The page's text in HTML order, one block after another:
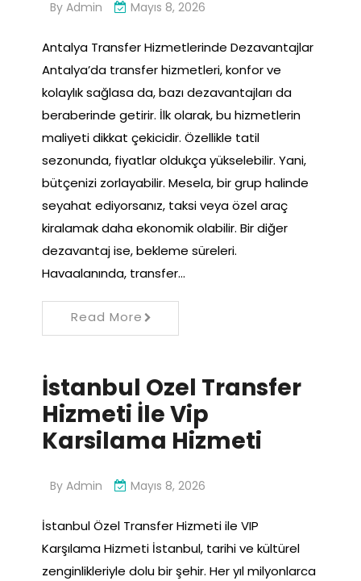
By Admin Mayıs 8, 2026
Antalya Transfer Hizmetlerinde Dezavantajlar
Antalya’da transfer hizmetleri, konfor ve
kolaylık sağlasa da, bazı dezavantajları da
beraberinde getirir. İlk olarak, bu hizmetlerin
maliyeti dikkat çekicidir. Özellikle tatil
sezonunda, fiyatlar oldukça yükselebilir. Yani,
bütçenizi zorlayabilir. Mesela, bir grup halinde
seyahat ediyorsanız, taksi veya özel araç
kiralamak daha ekonomik olabilir. Bir diğer
dezavantaj ise, bekleme süreleri.
Havaalanında, transfer…
Read More
İstanbul Ozel Transfer
Hizmeti İle Vip
Karsilama Hizmeti
By Admin Mayıs 8, 2026
İstanbul Özel Transfer Hizmeti ile VIP
Karşılama Hizmeti İstanbul, tarihi ve kültürel
zenginlikleriyle dolu bir şehir. Her yıl milyonlarca